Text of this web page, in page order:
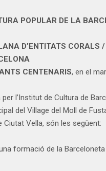
POPULAR DE LA
D’ENTITATS CORALS
CENTENARIS, en el
l’Institut de Cultura de
del Village del Moll de
Vella, són les següent:
formació de la